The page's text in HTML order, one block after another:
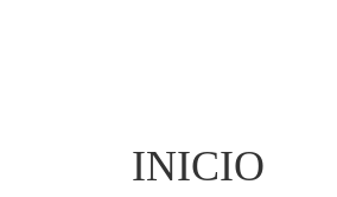
INICIO